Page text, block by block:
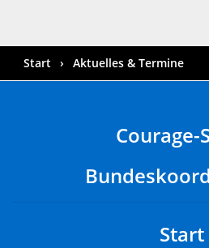
Start Aktuelles & Termine
Courage-
Start